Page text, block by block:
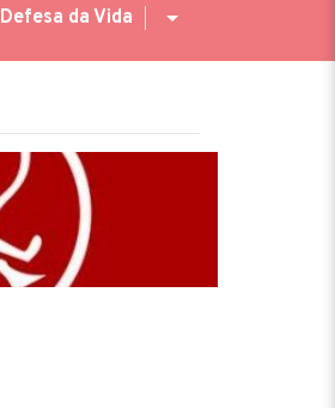
Defesa da Vida